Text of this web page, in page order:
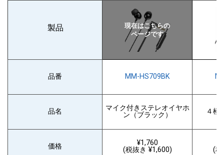
製品
品番
品名
価格
MM-HS709BK
マイク付きステレオイヤホ
ン（ブラック）
¥1,760
(税抜き ¥1,600)
４極
(税